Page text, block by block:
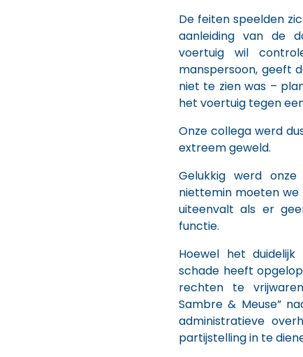
De feiten speelden
aanleiding van de
voertuig wil
manspersoon, geeft
niet te zien was –
het voertuig tegen
Onze collega werd
extreem geweld.
Gelukkig werd
niettemin moeten
uiteenvalt als er
functie.
Hoewel het
schade heeft
rechten te
Sambre & Meuse”
administratieve
partijstelling in te